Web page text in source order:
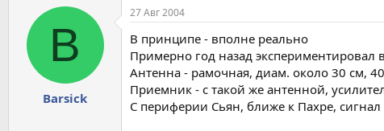
B
Barsick
27 Авг 2004
В принципе - вполне реально
Примерно год назад экспериментировал
Антенна - рамочная, диам. около 30 см,
Приемник - с такой же антенной,
С периферии Сьян, ближе к Пахре,